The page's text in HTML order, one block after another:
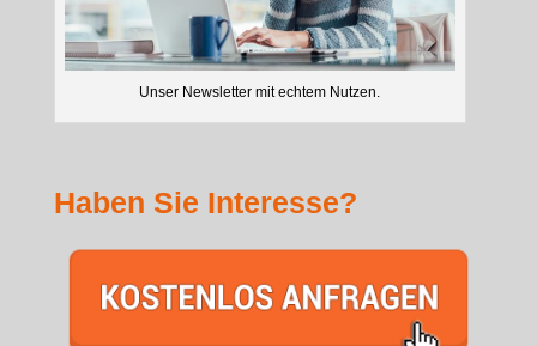
Unser Newsletter mit echtem Nutzen.
Haben Sie Interesse?